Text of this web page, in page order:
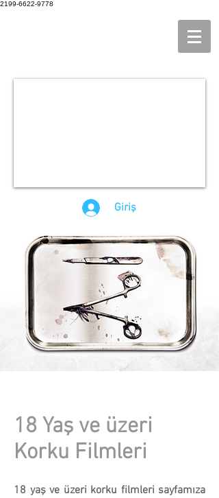
2199-6622-9778
Giriş
18 Yaş ve üzeri
Korku Filmleri
18 yaş ve üzeri korku filmleri sayfamıza